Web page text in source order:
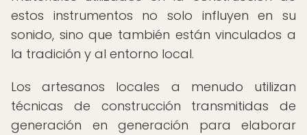
estos instrumentos no solo influyen en su
sonido, sino que también están vinculados a
la tradición y al entorno local.
Los artesanos locales a menudo utilizan
técnicas de construcción transmitidas de
generación en generación para elaborar